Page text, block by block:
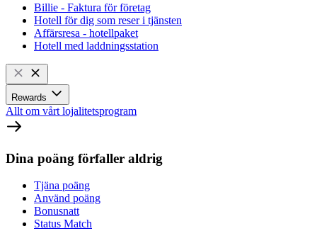
Billie - Faktura för företag
Hotell för dig som reser i tjänsten
Affärsresa - hotellpaket
Hotell med laddningsstation
Rewards
Allt om vårt lojalitetsprogram
Dina poäng förfaller aldrig
Tjäna poäng
Använd poäng
Bonusnatt
Status Match